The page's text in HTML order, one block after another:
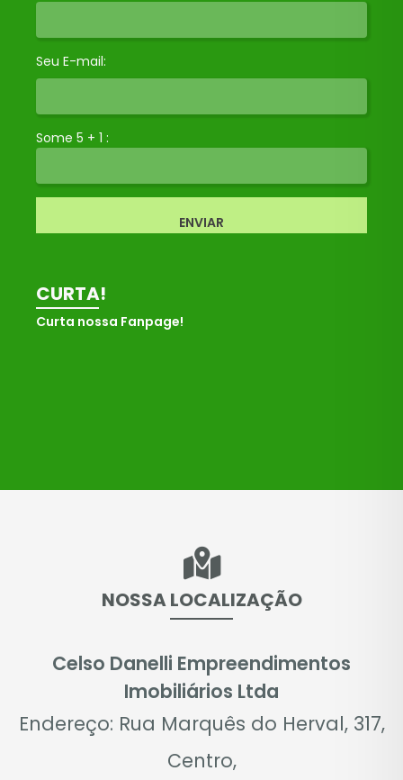
Seu E-mail:
Some 5 + 1 :
ENVIAR
CURTA!
Curta nossa Fanpage!
NOSSA LOCALIZAÇÃO
Celso Danelli Empreendimentos
Imobiliários Ltda
Endereço: Rua Marquês do Herval, 317,
Centro,